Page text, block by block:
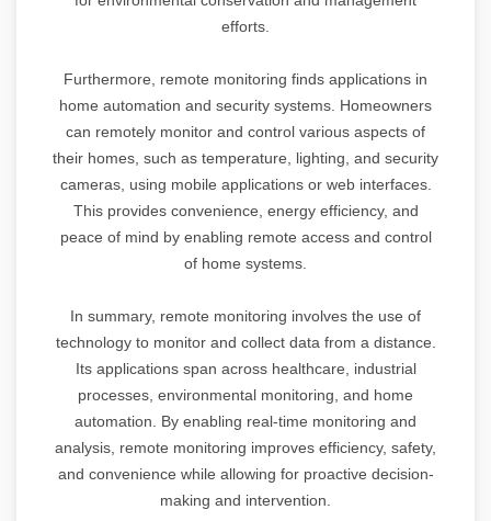
efforts.
Furthermore, remote monitoring finds applications in
home automation and security systems. Homeowners
can remotely monitor and control various aspects of
their homes, such as temperature, lighting, and security
cameras, using mobile applications or web interfaces.
This provides convenience, energy efficiency, and
peace of mind by enabling remote access and control
of home systems.
In summary, remote monitoring involves the use of
technology to monitor and collect data from a distance.
Its applications span across healthcare, industrial
processes, environmental monitoring, and home
automation. By enabling real-time monitoring and
analysis, remote monitoring improves efficiency, safety,
and convenience while allowing for proactive decision-
making and intervention.